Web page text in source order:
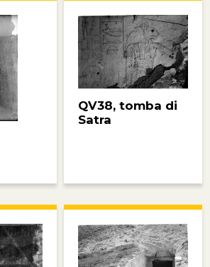
QV38, tomba di
Satra